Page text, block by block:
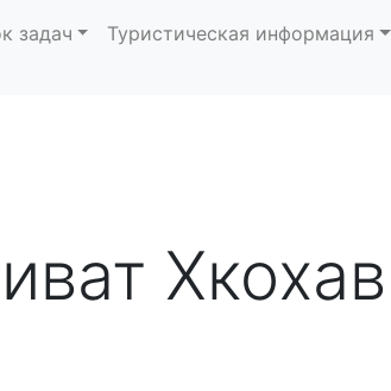
задач Туристическая информация